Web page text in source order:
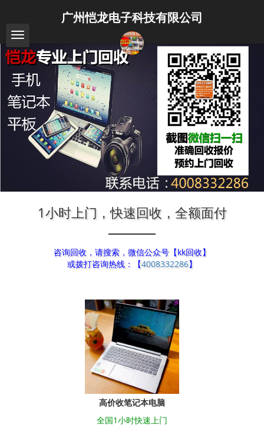
广州恺龙电子科技有限公司
1小时上门，快速回收，全额面付
咨询回收，请搜索，微信公众号【kk回收】
或拨打咨询热线：【4008332286】
高价收笔记本电脑
全国1小时快速上门